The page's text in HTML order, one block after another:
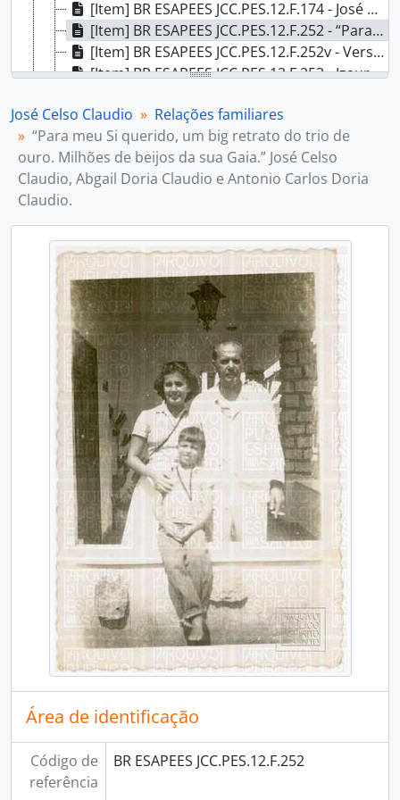
[Item] BR ESAPEES JCC.PES.12.F.174 - José Maria Claudio (filho de José Celso Claudio), 1968
[Item] BR ESAPEES JCC.PES.12.F.252 - “Para meu Si querido, um big retrato do trio de ouro. Milhões de beijos da sua Gaia.” José Celso Claudio, Abgail Doria Claudio e Antonio Carlos Doria Claudio., 11/09/1957
[Item] BR ESAPEES JCC.PES.12.F.252v - Verso “Para meu Si querido, um big retrato do trio de ouro. Milhões de beijos da sua Gaia.” José Celso Claudio, Abgail Doria Claudio e Antonio Carlos Doria Claudio., 11/09/1957
[Item] BR ESAPEES JCC.PES.12.F.253 - Izaura Doria Claudio (esposa), José Celso Claudio e Viviane Claudio Baldanza (neta), 1960
[Item] BR ESAPEES JCC.PES.12.F.254v - Verso Izaura Doria Claudio e a filha Abgail Claudio Simões, 01/12/1972
[Item] BR ESAPEES JCC.PES.12.F.255 - José Celso Claudio, Izaura Doria Claudio e o neto Mário Claudio Simões. Vila Velha, 01/12/1972.
[Item] BR ESAPEES JCC.PES.12.F.255v - Verso SJosé Celso Claudio, Izaura Doria Claudio e o neto Mário Claudio Simões. Vila Velha, 01/12/1972
[Item] BR ESAPEES JCC.PES.12.F.256 - Sylvio Blanco Simões (genro), Abgail Claudio Simões (filha), Antônio Carlos Dória Claudio (filho), Celso Claudio Simões (neto), José Celso Claudio, Lúcia Dória Claudio (filha), Viviane Claudio Baldanza (neta), Luciana Claudio Baldanza (neta), Carlos César Alves Santos Filho (neto), Izaura Dória Claudio (esposa), . Anna Amélia Claudio Baldanza (filha), Gustavo Claudio Santos (neto), Carlos César Alves Santos (genro), Eduardo Claudio Santos (neto), Maria José Claudio Santos (filha), José Roberto Prado Coelho (genro) e Célia Claudio Coelho (filha)., Sem Data
[Item] BR ESAPEES JCC.PES.12.F.258 - Luciana Claudio Baldanza, Viviane Claudio Baldanza e José Celso Claudio. Vila Velha, Sem Data
[Item] BR ESAPEES JCC.PES.12.F.259 - Viviane Claudio Baldanza, José Celso Claudio, Izaura Dória Claudio, Alexandre Claudio Baldanza, Anna Amélia Claudio Baldanza, Lucia Doria Claudio., Sem Data
[Item] BR ESAPEES JCC.PES.12.F.261 - Izaura Dória Claudio, Jose Celso Claudio, com a filha Abgail Claudio Simões e o genro Sylvio Blanco Simões., Década de 1950
[Item] BR ESAPEES JCC.PES.12.F.261v - Verso Izaura Dória Claudio, Jose Celso Claudio, com a filha Abgail Claudio Simões e o genro Sylvio Blanco Simões., Década de 1950
[Item] BR ESAPEES JCC.PES.12.F.262 - Viviane Claudio Baldanza, Jose Celso Claudio, Izaura Dória Claudio, Alexandre Claudio Baldanza, Anna Amélia Claudio Baldanza, Lucia Doria Claudio. Vila Velha, Sem Data
[Item] BR ESAPEES JCC.PES.12.F.263 - Izaura Dória Claudio, Jose Celso Claudio, com a filha Abgail Claudio Simões e o filho Antonio Carlos Doria Claudio, 1964
[Item] BR ESAPEES JCC.PES.12.F.264 - Izaura Dória Claudio, Jose Celso Claudio e Viviane Claudio Baldanza, Década de 1950
[Item] BR ESAPEES JCC.PES.12.F.265 - Abgail Claudio Simões e Celso Claudio de Freitas Rosa (pai de José Celso Claudio), Década de 1950
[Item] BR ESAPEES JCC.PES.12.F.266 - Sylvio Blanco Simões (genro), Izaura Dória Claudio, Jose Celso Claudio, Década de 1950
[Item] BR ESAPEES JCC.PES.12.F.266v - Verso Sylvio Blanco Simões (genro), Izaura Dória Claudio, Jose Celso Claudio; Observação: Anotação do verso a caneta: “Izaura José Celso a filha Abgail e o genro Simões”., Década de 1950
[Item] BR ESAPEES JCC.PES.12.F.267 - Residência de José Celso Claudio. Vila Velha, 05/10/1959
[Item] BR ESAPEES JCC.PES.12.F.267v - Residência de José Celso Claudio. Vila Velha., 05/10/1959.
[Item] BR ESAPEES JCC.PES.12.F.271 - Ismênia Martins Rocha (em pé), Abgail Claudio Simões (no colo), José Maria Claudio (sentado no centro), Izaura Dória Claudio, Maria José Claudio (de laço) e José Celso Claudio, 1935
[Item] BR ESAPEES JCC.PES.12.F.274 - Residência de José Celso Claudio, fundos. Vila Velha., 05/10/1959
[Item] BR ESAPEES JCC.PES.12.F.275 - Dedicatória: “Casamento de Eliana Claudio Amaral. Lucia Doria Claudio, Anna Amélia Doria Claudio, Celia Doria Claudio, Antonio Carlos Doria Claudio, José Celso Claudio, Izaura Doria Claudio, Abgail Doria Claudio, JoséMaria Claudio, Maria José Claudio”, 1958
[Item] BR ESAPEES JCC.PES.12.F.276 - Residência de Lucia Doria Claudio., Sem Data
[Item] BR ESAPEES JCC.PES.12.F.278 - Luciana Claudio Baldanza (neta), Plínio Armando Baldanza (genro), Antônio Carlos Dória Claudio (filho), Abgail Claudio Simões (filha), Carlos César Alves Santos Filho (neto), Izaura Dória Claudio (esposa), Anna Amélia Claudio Baldanza (filha), Lúcia Dória Claudio (filha), José Roberto Prado Coelho (genro), Célia Claudio Coelho (filha), José Celso Claudio, Eduardo Claudio Santos (neto), Adaury Salles Dória (sobrinho), Janete Palumbo Dória (esposa do sobrinho), Sílvia Palumbo Dória (sobrinha-neta), Maria Amélia Gomes Claudio (nora) e Maria José Claudio Santos (filha), Década de 1960
[Item] BR ESAPEES JCC.PES.12.F.279 - Festa do bolo/baile na residência da família, época em que todo aniversário tinha um baile (arrasta-pé), F.279
[Item] BR ESAPEES JCC.PES.12.F.280 - Casamento de Sylvio Blanco Simões e Abgail Claudio Simões, com José Celso Claudio e Izaura Dória Claudio, na Igreja do Rosário, na Prainha, 27/09/1959
[Item] BR ESAPEES JCC.PES.12.F.281 - Foto de casamento de José Celso Claudio e Izaura Dória Claudio, 1931
[Dossiê] BR ESAPEES JCC.PES.13 - Retrato, 1928 - 1974
BR ESAPEES JCC.EDU - Secretaria de Educação, 1930 - 1966
[Dossiê] BR ESAPEES JCC.EDU.1 - Assinatura do decreto de isenção de taxas de ensino, 1949
[Dossiê] BR ESAPEES JCC.EDU.2 - Atividades agrícolas escolares, Sem data
[Dossiê] BR ESAPEES JCC.EDU.3 - Atividades Cívicas Escolares, 1940 - 1950
[Dossiê] BR ESAPEES JCC.EDU.4 - Bancas examinadoras de concursos de professores, 1950
[Dossiê] BR ESAPEES JCC.EDU.5. - Comissão de Prédios Escolares, 1938 - 1949
José Celso Claudio
Relações familiares
“Para meu Si querido, um big retrato do trio de
ouro. Milhões de beijos da sua Gaia.” José Celso
Claudio, Abgail Doria Claudio e Antonio Carlos Doria
Claudio.
Área de identificação
Código de
referência
BR ESAPEES JCC.PES.12.F.252